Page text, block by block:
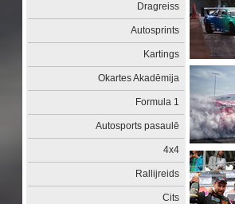
Dragreiss
Autosprints
Kartings
Okartes Akadēmija
Formula 1
Autosports pasaulē
4x4
Rallijreids
Cits